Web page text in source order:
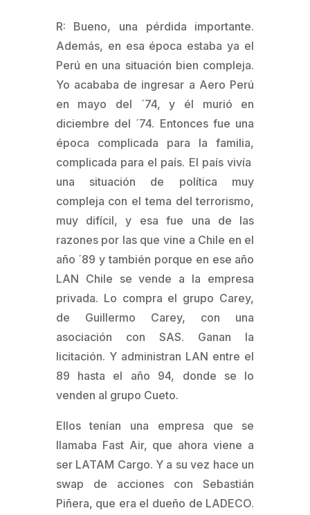
R: Bueno, una pérdida importante.
Además, en esa época estaba ya el
Perú en una situación bien compleja.
Yo acababa de ingresar a Aero Perú
en mayo del ´74, y él murió en
diciembre del ´74. Entonces fue una
época complicada para la familia,
complicada para el país. El país vivía
una situación de política muy
compleja con el tema del terrorismo,
muy difícil, y esa fue una de las
razones por las que vine a Chile en el
año ´89 y también porque en ese año
LAN Chile se vende a la empresa
privada. Lo compra el grupo Carey,
de Guillermo Carey, con una
asociación con SAS. Ganan la
licitación. Y administran LAN entre el
89 hasta el año 94, donde se lo
venden al grupo Cueto.
Ellos tenían una empresa que se
llamaba Fast Air, que ahora viene a
ser LATAM Cargo. Y a su vez hace un
swap de acciones con Sebastián
Piñera, que era el dueño de LADECO.